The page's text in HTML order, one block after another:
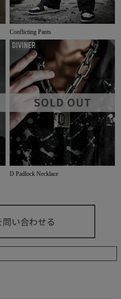
Conflicting Pants
D Padlock Necklace